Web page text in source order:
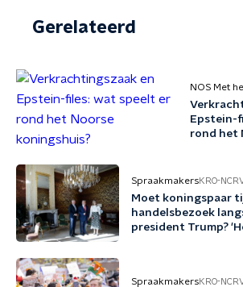
Gerelateerd
NOS Met
Epstein-
rond het
SpraakmakersKRO-
Moet koningspaar
handelsbezoek
president Trump?
SpraakmakersKRO-